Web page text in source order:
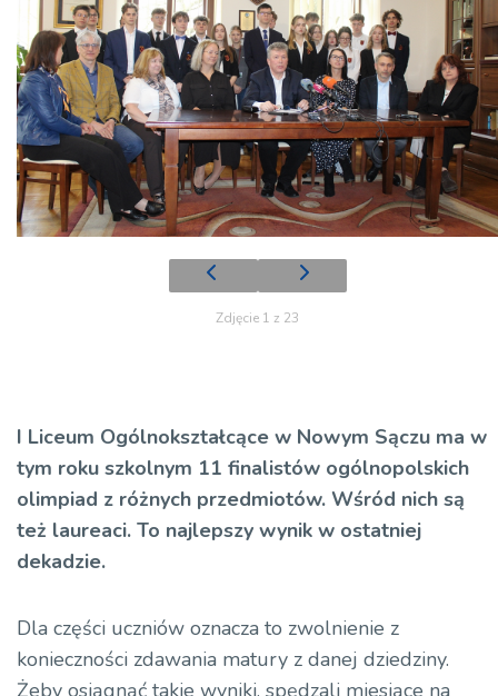
Zdjęcie 1 z 23
I Liceum Ogólnokształcące w Nowym Sączu ma w
tym roku szkolnym 11 finalistów ogólnopolskich
olimpiad z różnych przedmiotów. Wśród nich są
też laureaci. To najlepszy wynik w ostatniej
dekadzie.
Dla części uczniów oznacza to zwolnienie z
konieczności zdawania matury z danej dziedziny.
Żeby osiągnąć takie wyniki, spędzali miesiące na